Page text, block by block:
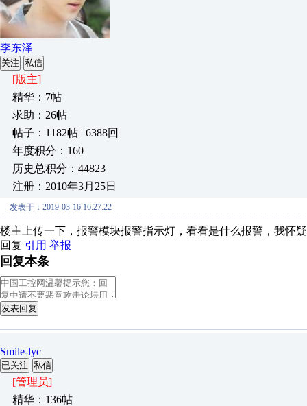
李东泽
关注 私信
[版主]
精华：7帖
求助：26帖
帖子：1182帖 | 6388回
年度积分：160
历史总积分：44823
注册：2010年3月25日
发表于：2019-03-16 16:27:22
楼主上传一下，报警模块报警指示灯，看看是什么报警，我怀
回复 引用 举报
回复本条
发表回复
Smile-lyc
已关注 私信
[管理员]
精华：136帖